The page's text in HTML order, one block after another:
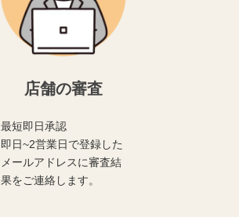
店舗の審査
最短即日承認
即日~2営業日で登録した
メールアドレスに審査結
果をご連絡します。